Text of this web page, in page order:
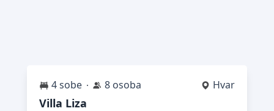
4 sobe 8 osoba Hvar
Villa Liza